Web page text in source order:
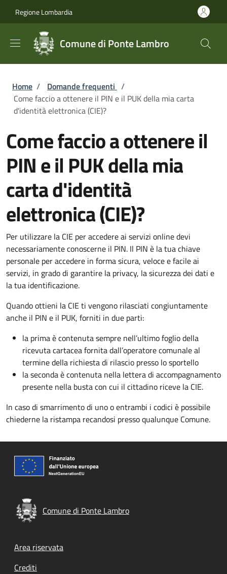
Regione Lombardia
Comune di Ponte Lambro
Briciole di pane
Home / Domande frequenti /
Come faccio a ottenere il PIN e il PUK della mia carta
d'identità elettronica (CIE)?
Come faccio a ottenere il
PIN e il PUK della mia
carta d'identità
elettronica (CIE)?
Per utilizzare la CIE per accedere ai servizi online devi
necessariamente conoscerne il PIN. Il PIN è la tua chiave
personale per accedere in forma sicura, veloce e facile ai
servizi, in grado di garantire la privacy, la sicurezza dei dati e
la tua identificazione.
Quando ottieni la CIE ti vengono rilasciati congiuntamente
anche il PIN e il PUK, forniti in due parti:
la prima è contenuta sempre nell’ultimo foglio della
ricevuta cartacea fornita dall’operatore comunale al
termine della richiesta di rilascio presso lo sportello
la seconda è contenuta nella lettera di accompagnamento
presente nella busta con cui il cittadino riceve la CIE.
In caso di smarrimento di uno o entrambi i codici è possibile
chiederne la ristampa recandosi presso qualunque Comune.
Comune di Ponte Lambro
Footer menu
Area riservata
Crediti